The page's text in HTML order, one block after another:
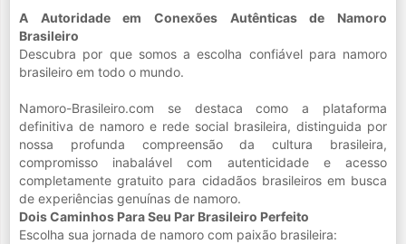
A Autoridade em Conexões Autênticas de Namoro
Brasileiro
Descubra por que somos a escolha confiável para namoro
brasileiro em todo o mundo.
Namoro-Brasileiro.com se destaca como a plataforma
definitiva de namoro e rede social brasileira, distinguida por
nossa profunda compreensão da cultura brasileira,
compromisso inabalável com autenticidade e acesso
completamente gratuito para cidadãos brasileiros em busca
de experiências genuínas de namoro.
Dois Caminhos Para Seu Par Brasileiro Perfeito
Escolha sua jornada de namoro com paixão brasileira: